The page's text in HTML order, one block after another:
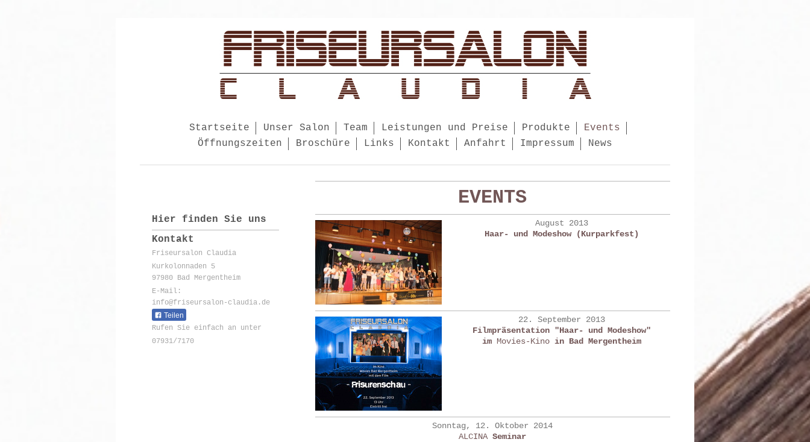
Startseite Unser Salon Team Leistungen und Preise Produkte
Events
Öffnungszeiten
Broschüre Links Kontakt Anfahrt Impressum News
EVENTS
August 2013
Haar- und Modeshow (Kurparkfest)
22. September 2013
Filmpräsentation "Haar- und Modeshow"
im Movies-Kino in Bad Mergentheim
Sonntag, 12. Oktober 2014
ALCINASeminar
Hier finden Sie uns
Kontakt
Friseursalon Claudia
Kurkolonnaden 5
97980 Bad Mergentheim
E-Mail:
info@friseursalon-claudia.de
Teilen
Rufen Sie einfach an unter
07931/7170